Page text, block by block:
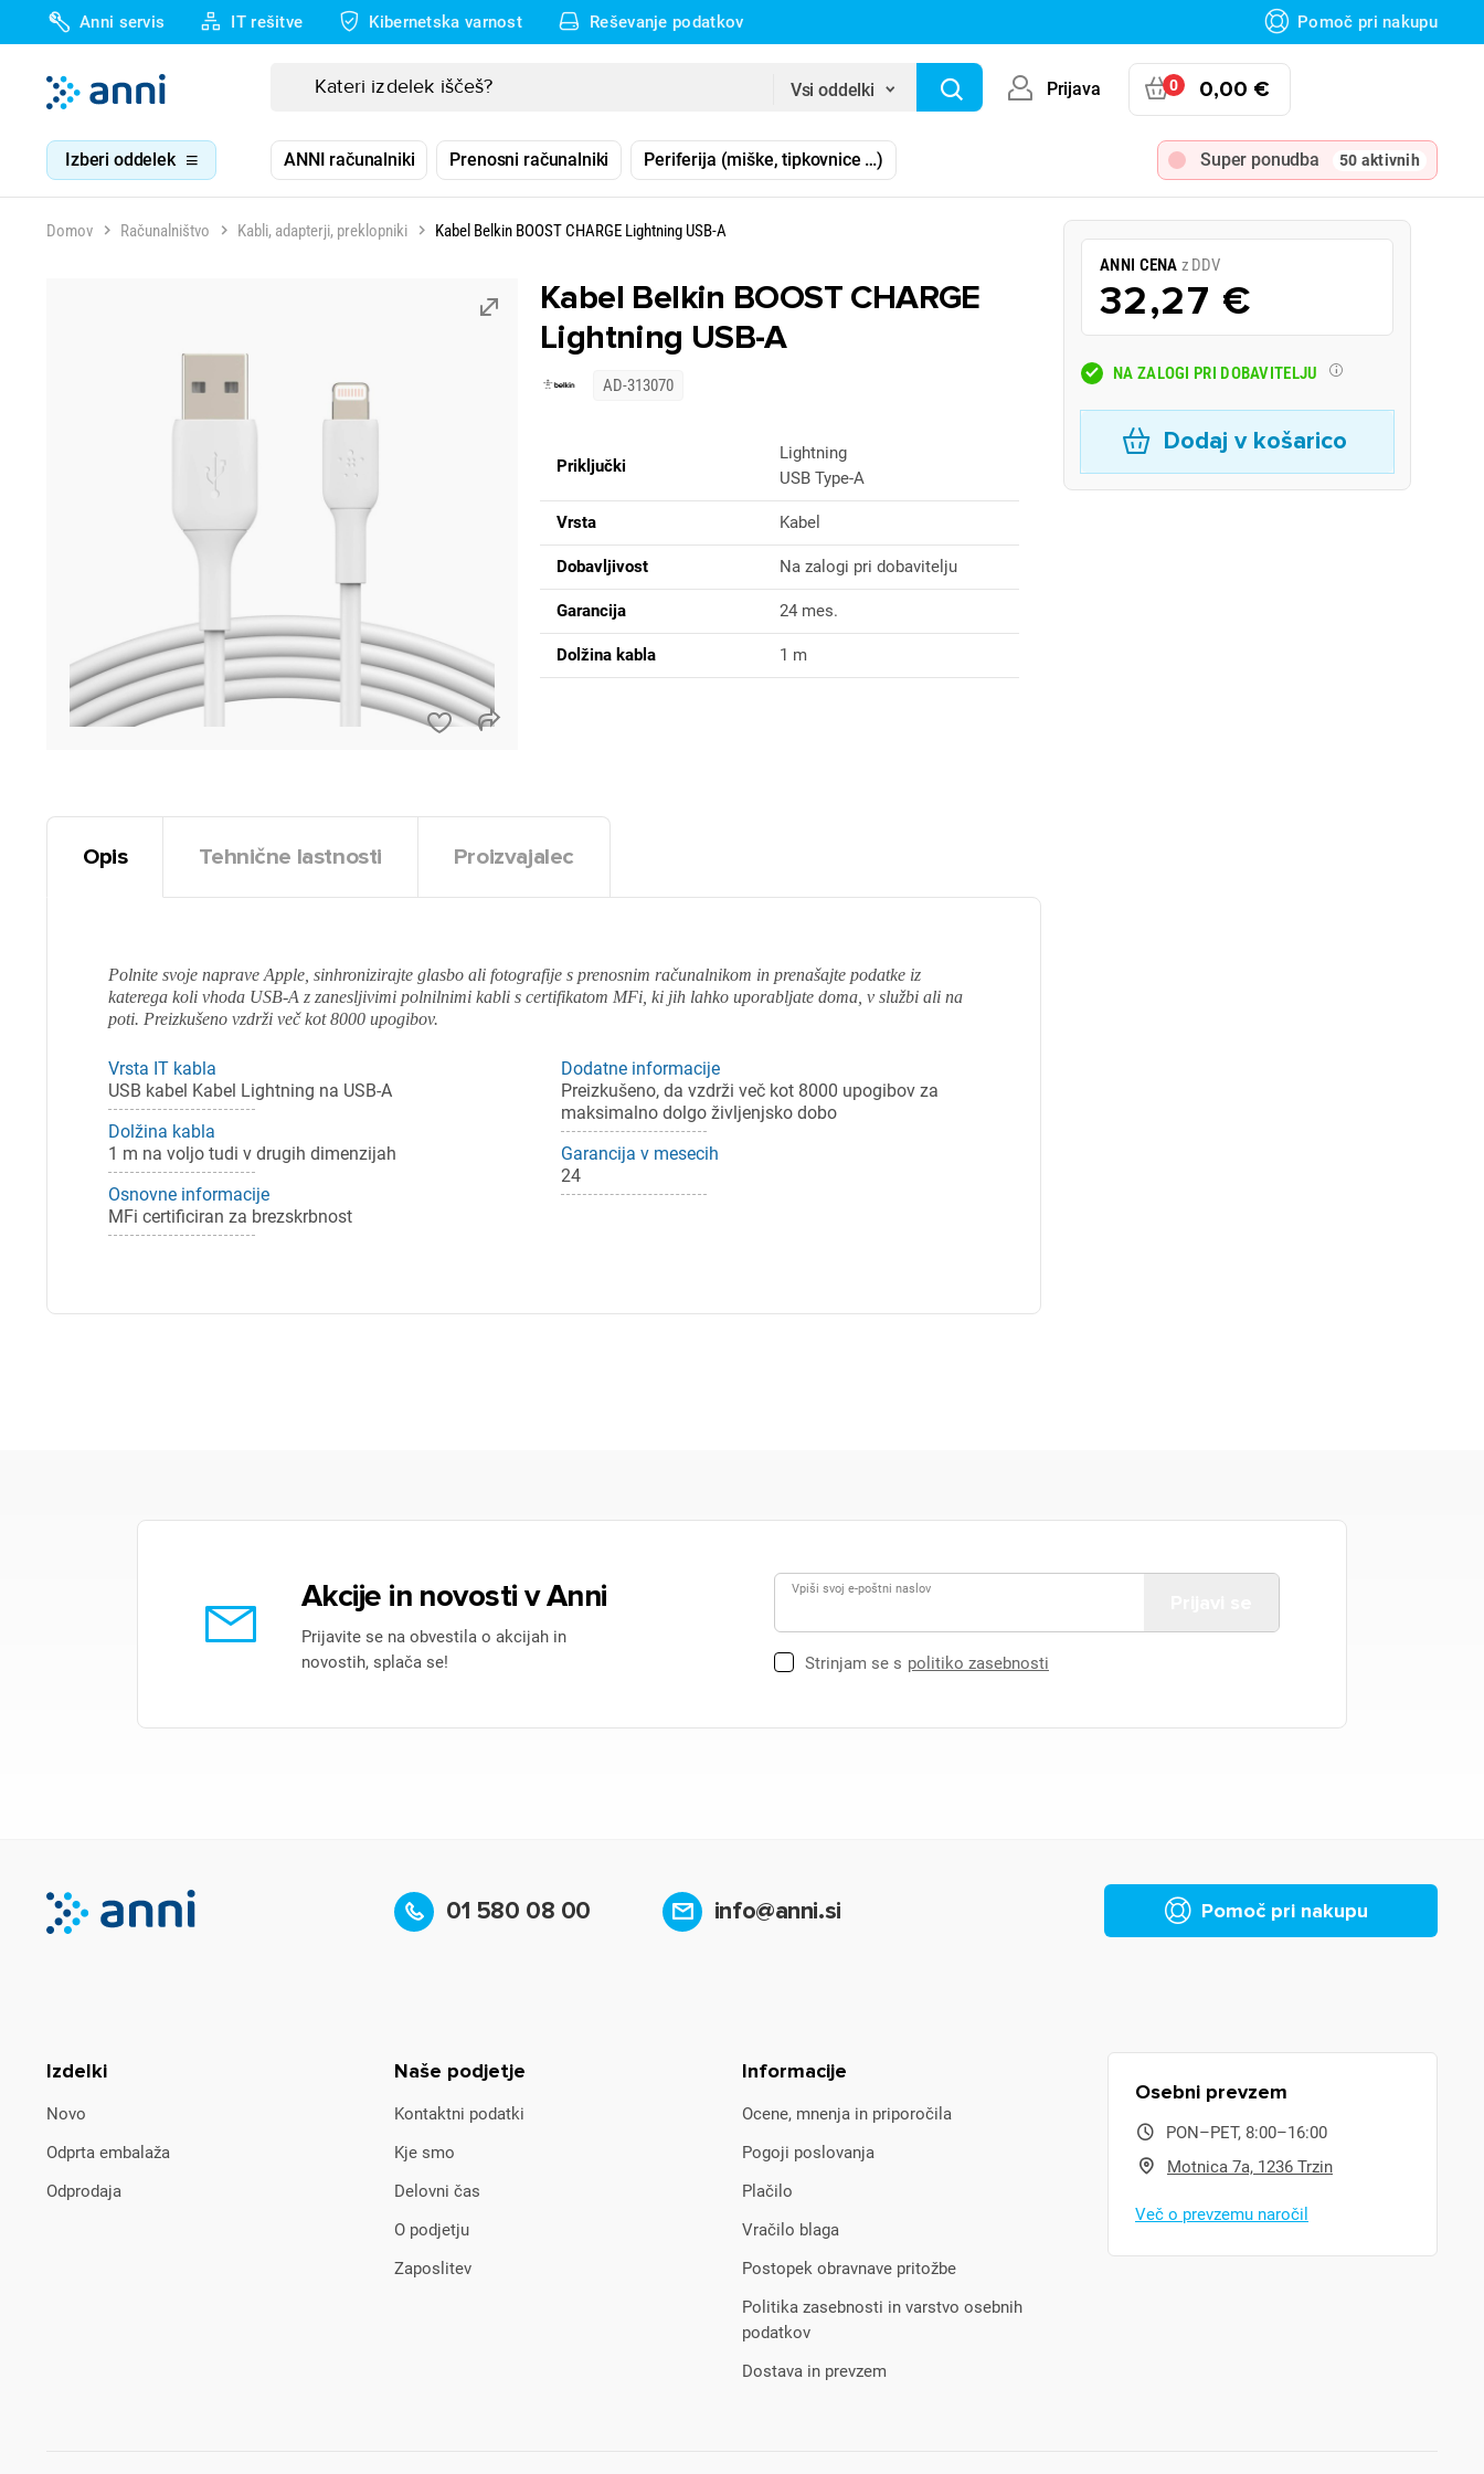
Anni servis IT rešitve Kibernetska varnost Reševanje podatkov Pomoč pri nakupu
Vsi oddelki Prijava 0 0,00 €
Izberi oddelek ANNI računalniki Prenosni računalniki Periferija (miške, tipkovnice …) Super ponudba 50 aktivnih
Domov Računalništvo Kabli, adapterji, preklopniki Kabel Belkin BOOST CHARGE Lightning USB-A
Kabel Belkin BOOST CHARGE
Lightning USB-A
AD-313070
Priključki
Lightning
USB Type-A
Vrsta Kabel
Dobavljivost Na zalogi pri dobavitelju
Garancija 24 mes.
Dolžina kabla 1 m
ANNI CENA z DDV
32,27 €
NA ZALOGI PRI DOBAVITELJU
Dodaj v košarico
Opis Tehnične lastnosti Proizvajalec
Polnite svoje naprave Apple, sinhronizirajte glasbo ali fotografije s prenosnim računalnikom in prenašajte podatke iz
katerega koli vhoda USB-A z zanesljivimi polnilnimi kabli s certifikatom MFi, ki jih lahko uporabljate doma, v službi ali na
poti. Preizkušeno vzdrži več kot 8000 upogibov.
Vrsta IT kabla
USB kabel Kabel Lightning na USB-A
Dolžina kabla
1 m na voljo tudi v drugih dimenzijah
Osnovne informacije
MFi certificiran za brezskrbnost
Dodatne informacije
Preizkušeno, da vzdrži več kot 8000 upogibov za
maksimalno dolgo življenjsko dobo
Garancija v mesecih
24
Akcije in novosti v Anni
Prijavite se na obvestila o akcijah in
novostih, splača se!
Vpiši svoj e-poštni naslov
Strinjam se s politiko zasebnosti
01 580 08 00 info@anni.si Pomoč pri nakupu
Izdelki
Novo
Odprta embalaža
Odprodaja
Naše podjetje
Kontaktni podatki
Kje smo
Delovni čas
O podjetju
Zaposlitev
Informacije
Ocene, mnenja in priporočila
Pogoji poslovanja
Plačilo
Vračilo blaga
Postopek obravnave pritožbe
Politika zasebnosti in varstvo osebnih
podatkov
Dostava in prevzem
Osebni prevzem
PON–PET, 8:00–16:00
Motnica 7a, 1236 Trzin
Več o prevzemu naročil
Za dodajanje na seznam želja morate biti prijavljeni.